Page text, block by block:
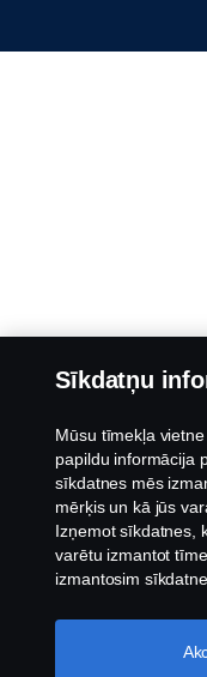
Sīkdatņu
Mūsu tīmekļa
papildu informācija
sīkdatnes mēs
mērķis un kā jūs
Izņemot sīkdatnes,
varētu izmantot
izmantosim